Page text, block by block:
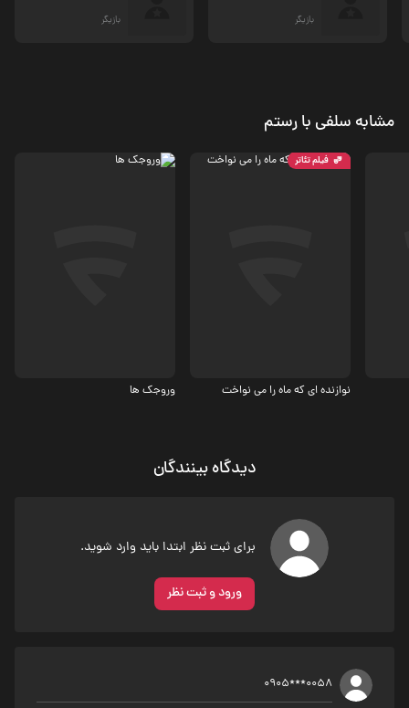
بازیگر بازیگر
مشابه سلفی با رستم
فیلم تئاتر
نوازنده ای که ماه را می نواخت وروجک ها
دیدگاه بینندگان
برای ثبت نظر ابتدا باید وارد شوید.
ورود و ثبت نظر
0905***0058